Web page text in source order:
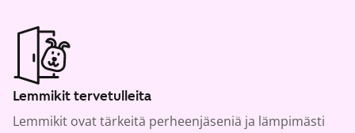
Lemmikit tervetulleita
Lemmikit ovat tärkeitä perheenjäseniä ja lämpimästi